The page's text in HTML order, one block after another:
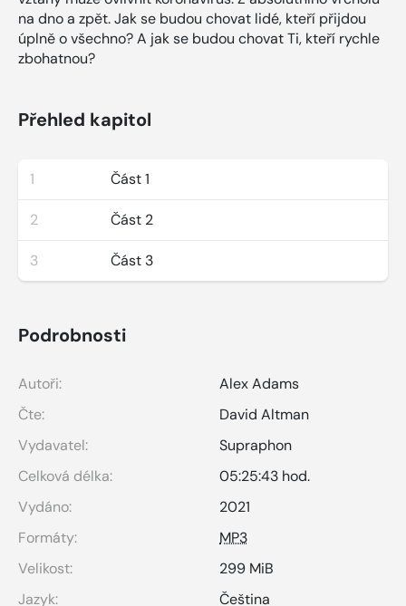
na dno a zpět. Jak se budou chovat lidé, kteří přijdou
úplně o všechno? A jak se budou chovat Ti, kteří rychle
zbohatnou?
Přehled kapitol
1 Část 1
2 Část 2
3 Část 3
Podrobnosti
Autoři:
Alex Adams
Čte:
David Altman
Vydavatel:
Supraphon
Celková délka:
05:25:43 hod.
Vydáno:
2021
Formáty:
MP3
Velikost:
299 MiB
Jazyk:
Čeština